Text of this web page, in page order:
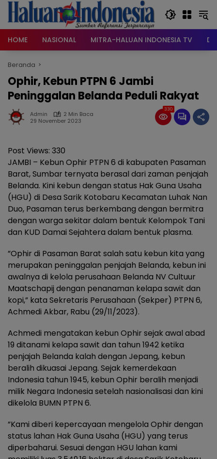
Langsung
konten
HOME
NASIONAL MITRA-HALUAN INDONESIA TV
Beranda
Ophir, Kebun PTPN 6 Jambi
Peninggalan Belanda Peduli Rakyat
Admin
2 Min Baca
29 November 2023
330
Post Views: 330
JAMBI – Kebun Ophir PTPN 6 di kabupaten Pasaman
Barat, Sumbar ternyata berasal dari zaman penjajah
Belanda. Kini kebun dengan status Hak Guna Usaha
(HGU) di Desa Sarik Kotobaru Kecamatan Luhak Nan
Duo, Pasaman terus berkembang dengan bermitra
dengan warga sekitar dalam bentuk Kelompok Tani
dan KUD Damai Sejahtera dalam bentuk plasma.
”Ophir di Pasaman Barat salah satu kebun kita yang
merupakan peninggalan penjajah Belanda, kebun ini
awalnya di kelola perusahaan Belanda NV Cultuur
Maatschapij dengan penanaman kelapa sawit dan
kopi,” kata Sekretaris Perusahaan (Sekper) PTPN 6,
Achmedi Akbar, Rabu (29/11/2023).
Achmedi mengatakan kebun Ophir sejak awal abad
19 ditanami kelapa sawit dan tahun 1942 ketika
penjajah Belanda kalah dengan Jepang, kebun
beralih dikuasai Jepang. Sejak kemerdekaan
Indonesia tahun 1945, kebun Ophir beralih menjadi
milik Negara Indonesia setelah nasionalisasi dan kini
dikelola BUMN PTPN 6.
”Kami diberi kepercayaan mengelola Ophir dengan
status lahan Hak Guna Usaha (HGU) yang terus
diperbaharui. Sesuai dengan HGU lahan kami